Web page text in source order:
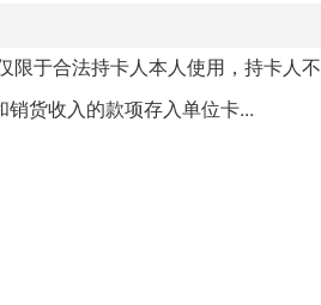
限于合法持卡人本人使用，持卡人不
货收入的款项存入单位卡...